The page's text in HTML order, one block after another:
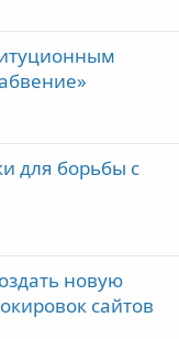
для борьбы с
новую
сайтов